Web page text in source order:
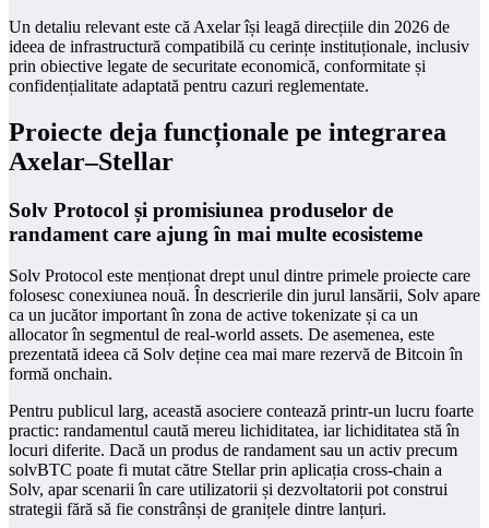
Un detaliu relevant este că Axelar își leagă direcțiile din 2026 de
ideea de infrastructură compatibilă cu cerințe instituționale, inclusiv
prin obiective legate de securitate economică, conformitate și
confidențialitate adaptată pentru cazuri reglementate.
Proiecte deja funcționale pe integrarea
Axelar–Stellar
Solv Protocol și promisiunea produselor de
randament care ajung în mai multe ecosisteme
Solv Protocol este menționat drept unul dintre primele proiecte care
folosesc conexiunea nouă. În descrierile din jurul lansării, Solv apare
ca un jucător important în zona de active tokenizate și ca un
allocator în segmentul de real-world assets. De asemenea, este
prezentată ideea că Solv deține cea mai mare rezervă de Bitcoin în
formă onchain.
Pentru publicul larg, această asociere contează printr-un lucru foarte
practic: randamentul caută mereu lichiditatea, iar lichiditatea stă în
locuri diferite. Dacă un produs de randament sau un activ precum
solvBTC poate fi mutat către Stellar prin aplicația cross-chain a
Solv, apar scenarii în care utilizatorii și dezvoltatorii pot construi
strategii fără să fie constrânși de granițele dintre lanțuri.